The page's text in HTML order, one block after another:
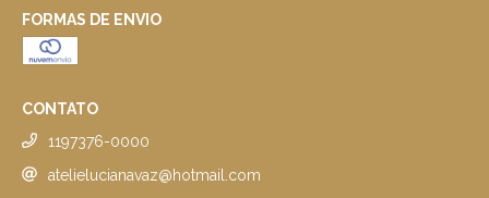
FORMAS DE ENVIO
CONTATO
1197376-0000
atelielucianavaz@hotmail.com